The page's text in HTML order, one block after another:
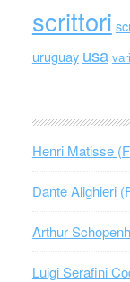
scrittori
uruguay usa
Henri Matisse
Dante Alighieri
Arthur
Luigi Serafini